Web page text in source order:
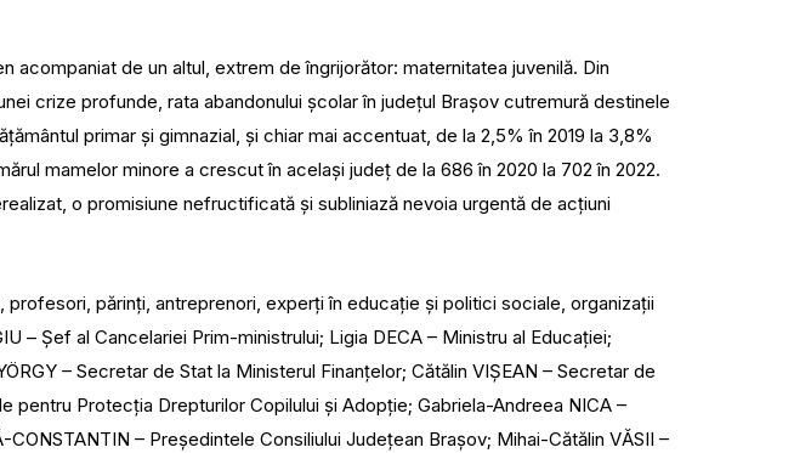
de un altul, extrem de îngrijorător: maternitatea juvenilă. Din
crize profunde, rata abandonului școlar în județul Brașov cutremură destinele
primar și gimnazial, și chiar mai accentuat, de la 2,5% în 2019 la 3,8%
mamelor minore a crescut în același județ de la 686 în 2020 la 702 în 2022.
o promisiune nefructificată și subliniază nevoia urgentă de acțiuni
părinți, antreprenori, experți în educație și politici sociale, organizații
– Șef al Cancelariei Prim-ministrului; Ligia DECA – Ministru al Educației;
– Secretar de Stat la Ministerul Finanțelor; Cătălin VIȘEAN – Secretar de
pentru Protecția Drepturilor Copilului și Adopție; Gabriela-Andreea NICA –
– Președintele Consiliului Județean Brașov; Mihai-Cătălin VĂSII –